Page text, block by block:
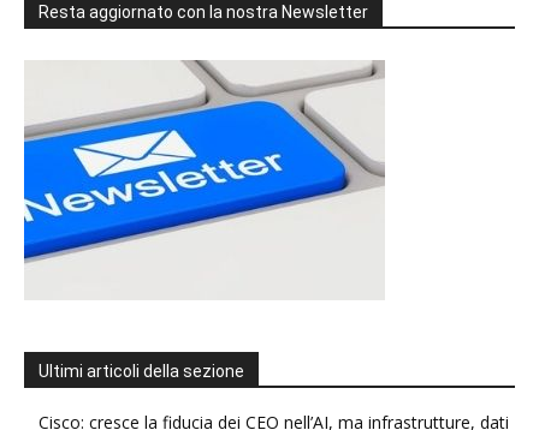
Resta aggiornato con la nostra Newsletter
Ultimi articoli della sezione
Cisco: cresce la fiducia dei CEO nell’AI, ma infrastrutture, dati